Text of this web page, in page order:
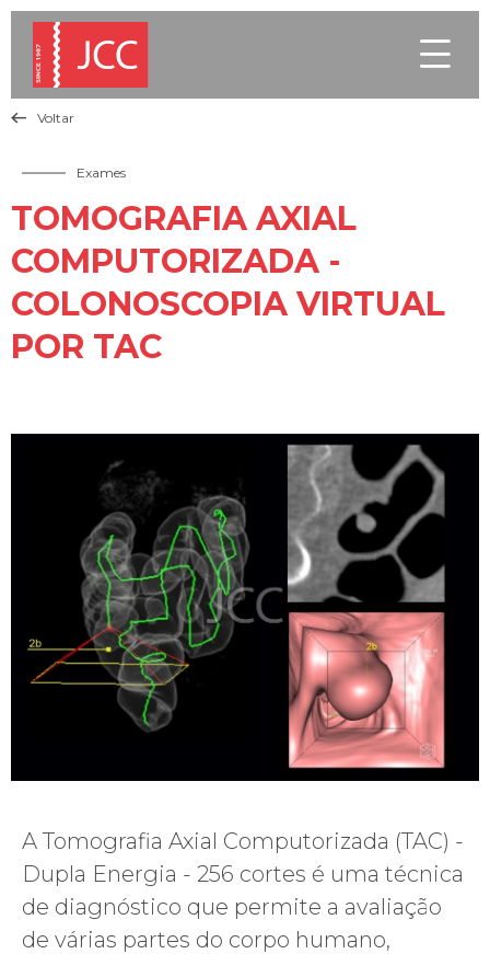

 Voltar
Exames
TOMOGRAFIA AXIAL
COMPUTORIZADA -
COLONOSCOPIA VIRTUAL
POR TAC
A Tomografia Axial Computorizada (TAC) -
Dupla Energia - 256 cortes é uma técnica
de diagnóstico que permite a avaliação
de várias partes do corpo humano,